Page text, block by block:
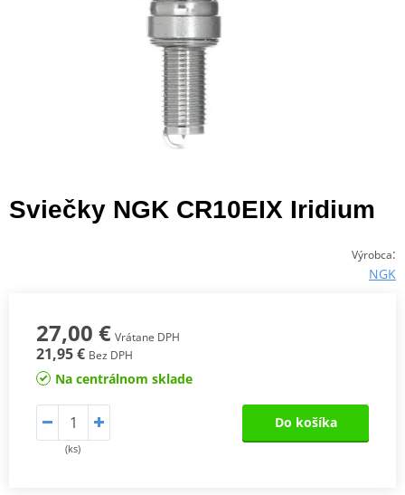
Sviečky NGK CR10EIX Iridium
Výrobca:
NGK
27,00 € Vrátane DPH
21,95 € Bez DPH
Na centrálnom sklade
(ks)
Do košíka